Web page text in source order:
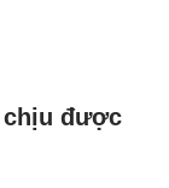
chịu được